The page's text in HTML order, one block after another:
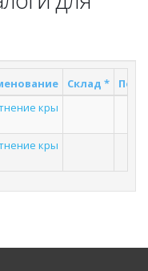
Склад *
кры
кры